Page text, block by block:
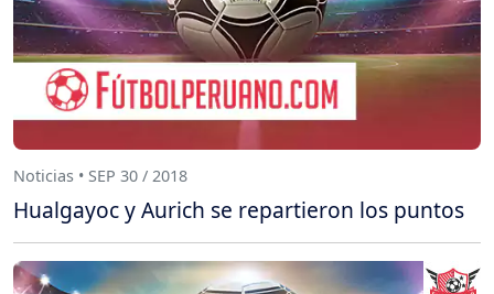
Noticias • SEP 30 / 2018
Hualgayoc y Aurich se repartieron los puntos